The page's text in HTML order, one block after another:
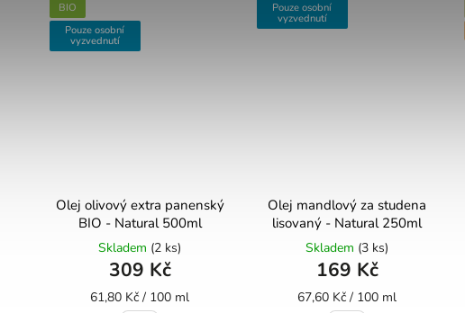
BIO
Pouze osobní
vyzvednutí
Olej olivový extra panenský
BIO - Natural 500ml
Skladem (2 ks)
309 Kč
61,80 Kč / 100 ml
Pouze osobní
vyzvednutí
Olej mandlový za studena
lisovaný - Natural 250ml
Skladem (3 ks)
169 Kč
67,60 Kč / 100 ml